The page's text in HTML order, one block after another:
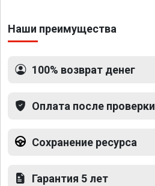
Наши преимущества
100% возврат денег
Оплата после проверки
Сохранение ресурса
Гарантия 5 лет